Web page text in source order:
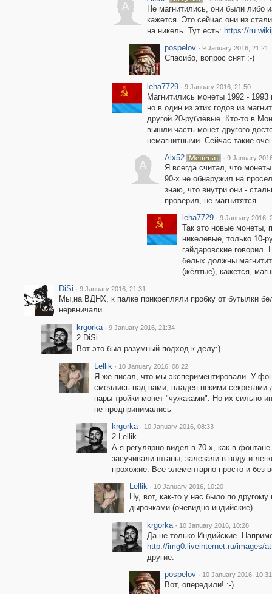
A
Не магнитились, они были либо
кажется. Это сейчас они из
на никель. Тут есть: https://
pospelov · 9 January 2016, 21:21
Спасибо, вопрос снят :-)
leha7729 · 9 January 2016, 21:50
Магнитились монеты 1992 -
но в один из этих годов из
другой 20-рублёвые. Кто-то в
вышли часть монет другого
немагнитными. Сейчас такие
A
Alx52 · 9 January
Я всегда считал, что
90-х не обнаружил на
знаю, что внутри они -
проверил, не магнитятся...
leha7729 · 9 January 2016,
Так это новые монеты,
никелевые, только 10-
гайдаровские говорил.
белых должны
(жёлтые), кажется,
DiSi · 9 January 2016, 21:31
Мы,на ВДНХ, к палке прикрепляли пробку от бутылки
нервничали..
krgorka · 9 January 2016, 21:34
2 DiSi
Вот это был разумный подход к делу:)
Lellik · 10 January 2016, 08:22
Я же писал, что мы экспериментировали. У
смеялись над нами, владея некими секретами
пары-тройки монет "чужаками". Но их сильно
не предпринимались
krgorka · 10 January 2016, 08:33
2 Lellik
А я регулярно видел в 70-х, как в
засучивали штаны, залезали в воду и
прохожие. Все элементарно просто и без
Lellik · 10 January 2016, 10:20
Ну, вот, как-то у нас было по
дырочками (очевидно индийские)
krgorka · 10 January 2016, 10:28
Да не только Индийские.
http://img0.liveinternet.ru/images/
другие.
pospelov · 10 January 2016, 10:31
Вот, опередили! :-)